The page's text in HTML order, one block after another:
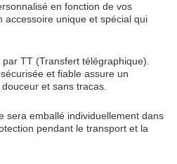
en fonction de vos
accessoire unique et spécial qui
TT (Transfert télégraphique).
et fiable assure un
et sans tracas.
sera emballé individuellement dans
pendant le transport et la